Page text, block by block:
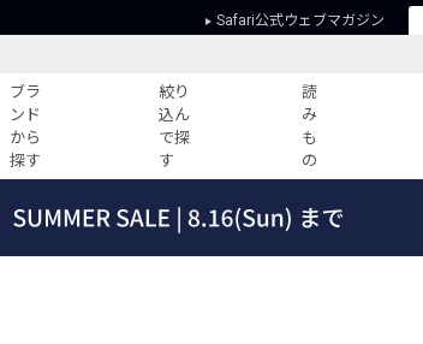
Safari公式ウェブマガジン
ブラ
ンド
から
探す
絞り
込ん
で探
す
読
み
も
の
ての記事